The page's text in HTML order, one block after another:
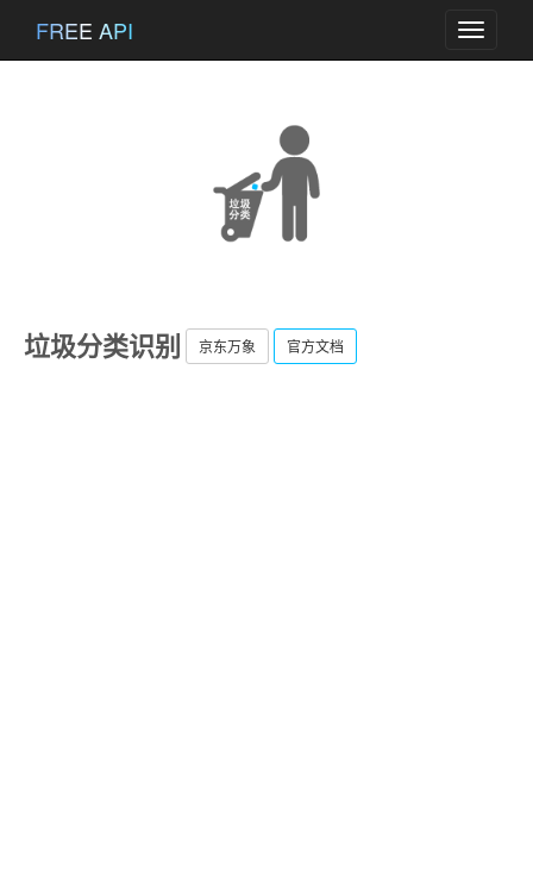
Toggle
FREE API
垃圾分类识别 京东万象 官方文档